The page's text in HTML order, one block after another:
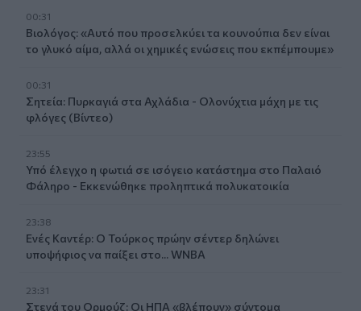
00:31
Βιολόγος: «Αυτό που προσελκύει τα κουνούπια δεν είναι
το γλυκό αίμα, αλλά οι χημικές ενώσεις που εκπέμπουμε»
00:31
Σητεία: Πυρκαγιά στα Αχλάδια - Ολονύχτια μάχη με τις
φλόγες (Βίντεο)
23:55
Υπό έλεγχο η φωτιά σε ισόγειο κατάστημα στο Παλαιό
Φάληρο - Εκκενώθηκε προληπτικά πολυκατοικία
23:38
Ενές Καντέρ: Ο Τούρκος πρώην σέντερ δηλώνει
υποψήφιος να παίξει στο... WNBA
23:31
Στενά του Ορμούζ: Οι ΗΠΑ «βλέπουν» σύντομα